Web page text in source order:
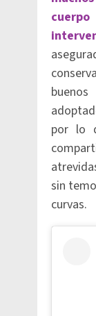
por lo
sin
curvas.